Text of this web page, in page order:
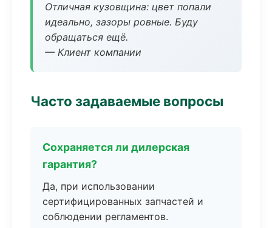
Отличная кузовщина: цвет попали
идеально, зазоры ровные. Буду
обращаться ещё.
— Клиент компании
Часто задаваемые вопросы
Сохраняется ли дилерская
гарантия?
Да, при использовании
сертифицированных запчастей и
соблюдении регламентов.